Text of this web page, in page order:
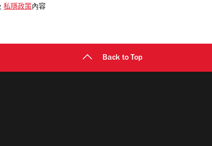
私隱政策 內容
Back to Top